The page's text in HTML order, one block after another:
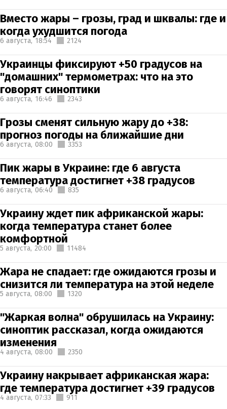
Вместо жары – грозы, град и шквалы: где и
когда ухудшится погода
6 августа, 18:54 2124
Украинцы фиксируют +50 градусов на
"домашних" термометрах: что на это
говорят синоптики
6 августа, 16:46 2343
Грозы сменят сильную жару до +38:
прогноз погоды на ближайшие дни
6 августа, 08:00 3353
Пик жары в Украине: где 6 августа
температура достигнет +38 градусов
6 августа, 06:40 835
Украину ждет пик африканской жары:
когда температура станет более
комфортной
5 августа, 20:00 11484
Жара не спадает: где ожидаются грозы и
снизится ли температура на этой неделе
5 августа, 08:00 1320
"Жаркая волна" обрушилась на Украину:
синоптик рассказал, когда ожидаются
изменения
4 августа, 08:00 2350
Украину накрывает африканская жара:
где температура достигнет +39 градусов
4 августа, 07:33 911